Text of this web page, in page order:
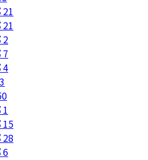
21
21
2
7
4
3
1
15
28
6